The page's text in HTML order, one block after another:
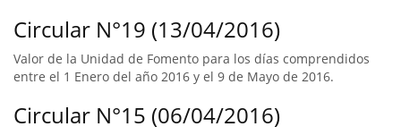
Circular N°19 (13/04/2016)
Valor de la Unidad de Fomento para los días comprendidos
entre el 1 Enero del año 2016 y el 9 de Mayo de 2016.
Circular N°15 (06/04/2016)